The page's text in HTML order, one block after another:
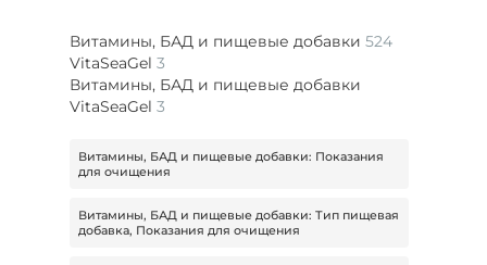
Витамины, БАД и пищевые добавки 524
VitaSeaGel 3
Витамины, БАД и пищевые добавки
VitaSeaGel 3
Витамины, БАД и пищевые добавки: Показания
для очищения
Витамины, БАД и пищевые добавки: Тип пищевая
добавка, Показания для очищения